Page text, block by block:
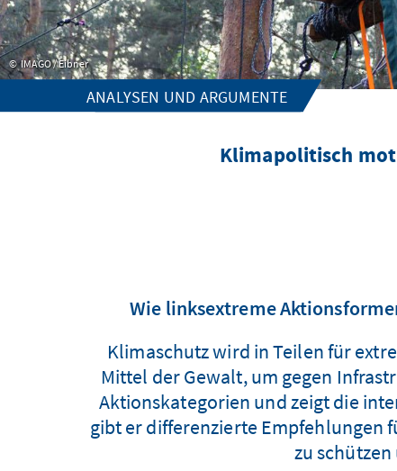
IMAGO / Eibner
ANALYSEN UND ARGUMENTE
Klimapolitisch
Wie linksextreme
Klimaschutz wird in Teilen für
Mittel der Gewalt, um gegen
Aktionskategorien und zeigt die
gibt er differenzierte Empfehlungen
zu